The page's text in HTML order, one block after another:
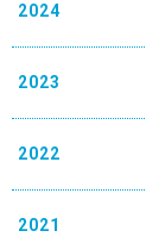
2024
2023
2022
2021